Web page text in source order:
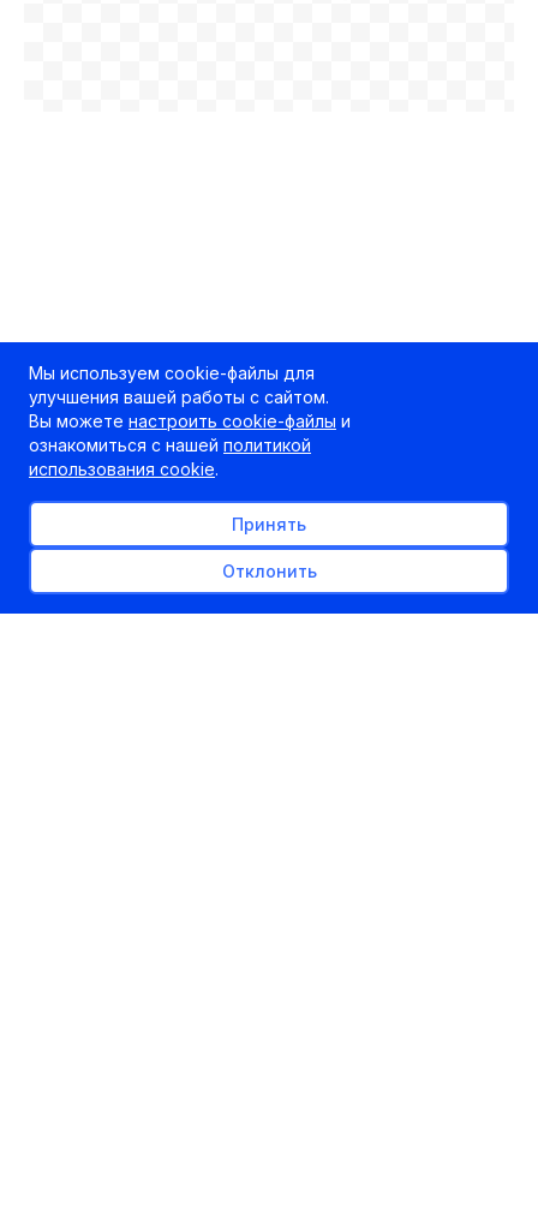
Мы используем cookie-файлы для
улучшения вашей работы с сайтом.
Вы можете настроить cookie-файлы и
ознакомиться с нашей политикой
использования cookie.
Принять
Отклонить